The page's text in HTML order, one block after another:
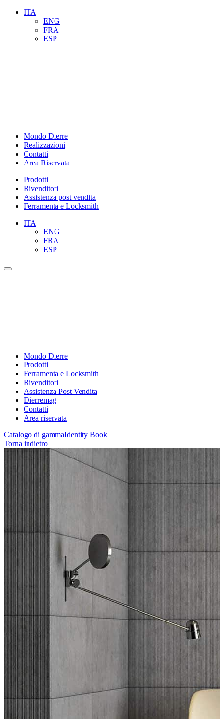
ITA
ENG
FRA
ESP
Mondo Dierre
Realizzazioni
Contatti
Area Riservata
Prodotti
Rivenditori
Assistenza post vendita
Ferramenta e Locksmith
ITA
ENG
FRA
ESP
Mondo Dierre
Prodotti
Ferramenta e Locksmith
Rivenditori
Assistenza Post Vendita
Dierremag
Contatti
Area riservata
Catalogo di gammaIdentity Book
Torna indietro